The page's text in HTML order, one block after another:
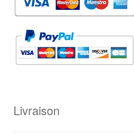
Livraison